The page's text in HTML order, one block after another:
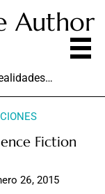
Author
Fiction
26, 2015